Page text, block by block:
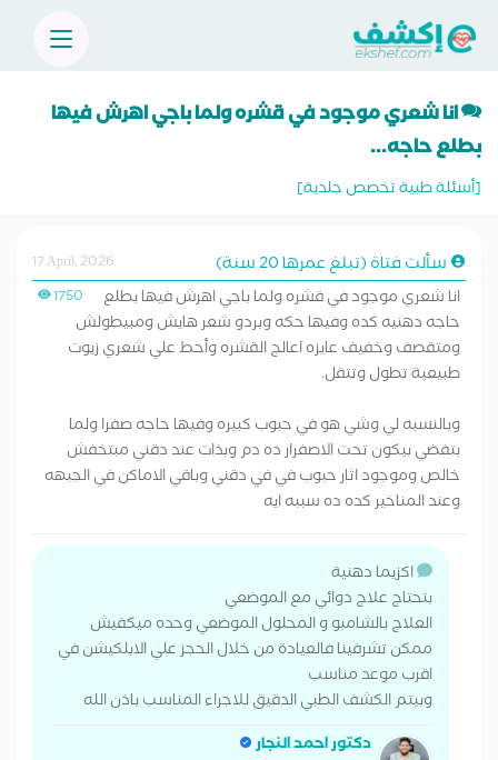
انا شعري موجود في قشره ولما باجي اهرش فيها
بطلع حاجه...
[أسئلة طبية تخصص جلدية]
سألت فتاة (تبلغ عمرها 20 سنة)
17 April, 2026
1750
انا شعري موجود في قشره ولما باجي اهرش فيها بطلع
حاجه دهنيه كده وفيها حكه وبردو شعر هايش ومبيطولش
ومتقصف وخفيف عايزه اعالج القشره وأحط علي شعري زيوت
طبيعية تطول وتتقل.
وبالنسبه لي وشي هو في حبوب كبيره وفيها حاجه صفرا ولما
بتفضي بيكون تحت الاصفرار ده دم وبذات عند دقني مبتخفش
خالص وموجود اثار حبوب في في دقني وباقي الاماكن في الجبهه
وعند المناخير كده ده سببه ايه
اكزيما دهنية
بتحتاج علاج دوائي مع الموضعي
العلاج بالشامبو و المحلول الموضعي وحده ميكفيش
ممكن تشرفينا فالعيادة من خلال الحجز علي الابلكيشن في
اقرب موعد مناسب
وبيتم الكشف الطبي الدقيق للاجراء المناسب باذن الله
دكتور احمد النجار